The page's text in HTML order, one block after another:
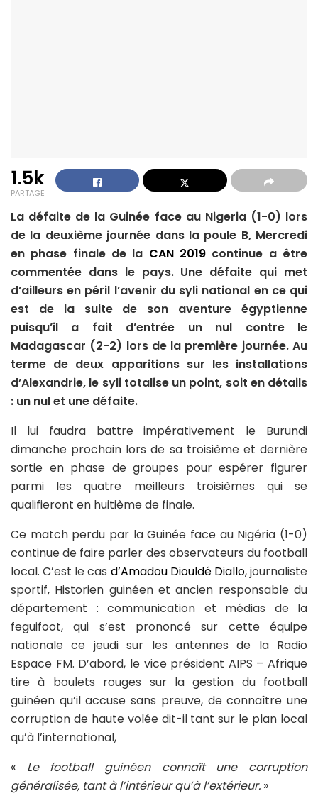
1.5k
PARTAGE
La défaite de la Guinée face au Nigeria (1-0) lors
de la deuxième journée dans la poule B, Mercredi
en phase finale de la CAN 2019 continue a être
commentée dans le pays. Une défaite qui met
d’ailleurs en péril l’avenir du syli national en ce qui
est de la suite de son aventure égyptienne
puisqu’il a fait d’entrée un nul contre le
Madagascar (2-2) lors de la première journée. Au
terme de deux apparitions sur les installations
d’Alexandrie, le syli totalise un point, soit en détails
: un nul et une défaite.
Il lui faudra battre impérativement le Burundi
dimanche prochain lors de sa troisième et dernière
sortie en phase de groupes pour espérer figurer
parmi les quatre meilleurs troisièmes qui se
qualifieront en huitième de finale.
Ce match perdu par la Guinée face au Nigéria (1-0)
continue de faire parler des observateurs du football
local. C’est le cas d’Amadou Diouldé Diallo, journaliste
sportif, Historien guinéen et ancien responsable du
département : communication et médias de la
feguifoot, qui s’est prononcé sur cette équipe
nationale ce jeudi sur les antennes de la Radio
Espace FM. D’abord, le vice président AIPS – Afrique
tire à boulets rouges sur la gestion du football
guinéen qu’il accuse sans preuve, de connaître une
corruption de haute volée dit-il tant sur le plan local
qu’à l’international,
« Le football guinéen connaît une corruption
généralisée, tant à l’intérieur qu’à l’extérieur. »